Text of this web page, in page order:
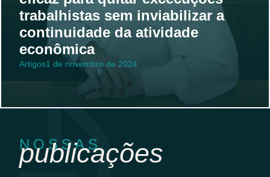
trabalhistas sem inviabilizar a
continuidade da atividade
econômica
Artigos1 de novembro de 2024
NOSSAS
publicações